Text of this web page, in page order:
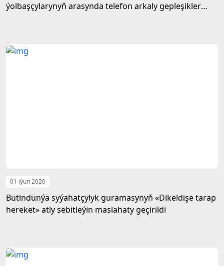
ýolbaşçylarynyň arasynda telefon arkaly gepleşikler
01 iýun 2020
Bütindünýä syýahatçylyk guramasynyň «Dikeldişe tarap
hereket» atly sebitleýin maslahaty geçirildi